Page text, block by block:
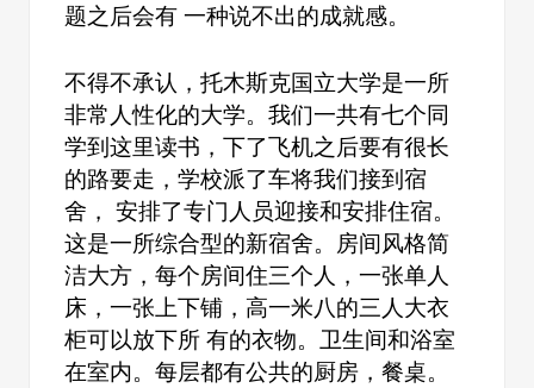
题之后会有 一种说不出的成就感。
不得不承认，托木斯克国立大学是一所
非常人性化的大学。我们一共有七个同
学到这里读书，下了飞机之后要有很长
的路要走，学校派了车将我们接到宿
舍， 安排了专门人员迎接和安排住宿。
这是一所综合型的新宿舍。房间风格简
洁大方，每个房间住三个人，一张单人
床，一张上下铺，高一米八的三人大衣
柜可以放下所 有的衣物。卫生间和浴室
在室内。每层都有公共的厨房，餐桌。